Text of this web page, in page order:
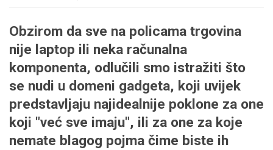
Obzirom da sve na policama trgovina
nije laptop ili neka računalna
komponenta, odlučili smo istražiti što
se nudi u domeni gadgeta, koji uvijek
predstavljaju najidealnije poklone za one
koji "već sve imaju", ili za one za koje
nemate blagog pojma čime biste ih